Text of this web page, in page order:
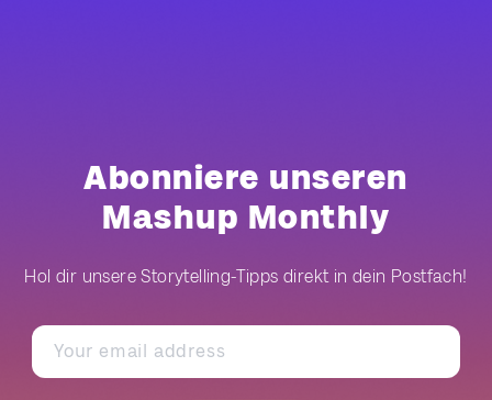
Abonniere unseren
Mashup Monthly
Hol dir unsere Storytelling-Tipps direkt in dein Postfach!